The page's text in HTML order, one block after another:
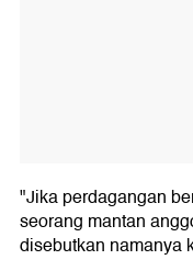
"Jika perdagangan
seorang mantan
disebutkan namanya